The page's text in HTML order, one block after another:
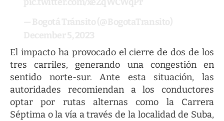
El impacto ha provocado el cierre de dos de los
tres carriles, generando una congestión en
sentido norte-sur. Ante esta situación, las
autoridades recomiendan a los conductores
optar por rutas alternas como la Carrera
Séptima o la vía a través de la localidad de Suba,